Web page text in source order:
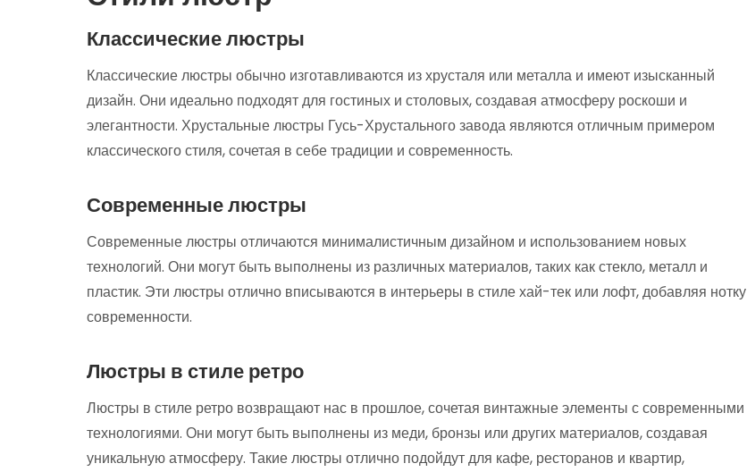
Классические люстры
Классические люстры обычно изготавливаются из хрусталя или металла и имеют изысканный
дизайн. Они идеально подходят для гостиных и столовых, создавая атмосферу роскоши и
элегантности. Хрустальные люстры Гусь-Хрустального завода являются отличным примером
классического стиля, сочетая в себе традиции и современность.
Современные люстры
Современные люстры отличаются минималистичным дизайном и использованием новых
технологий. Они могут быть выполнены из различных материалов, таких как стекло, металл и
пластик. Эти люстры отлично вписываются в интерьеры в стиле хай-тек или лофт, добавляя нотку
современности.
Люстры в стиле ретро
Люстры в стиле ретро возвращают нас в прошлое, сочетая винтажные элементы с современными
технологиями. Они могут быть выполнены из меди, бронзы или других материалов, создавая
уникальную атмосферу. Такие люстры отлично подойдут для кафе, ресторанов и квартир,